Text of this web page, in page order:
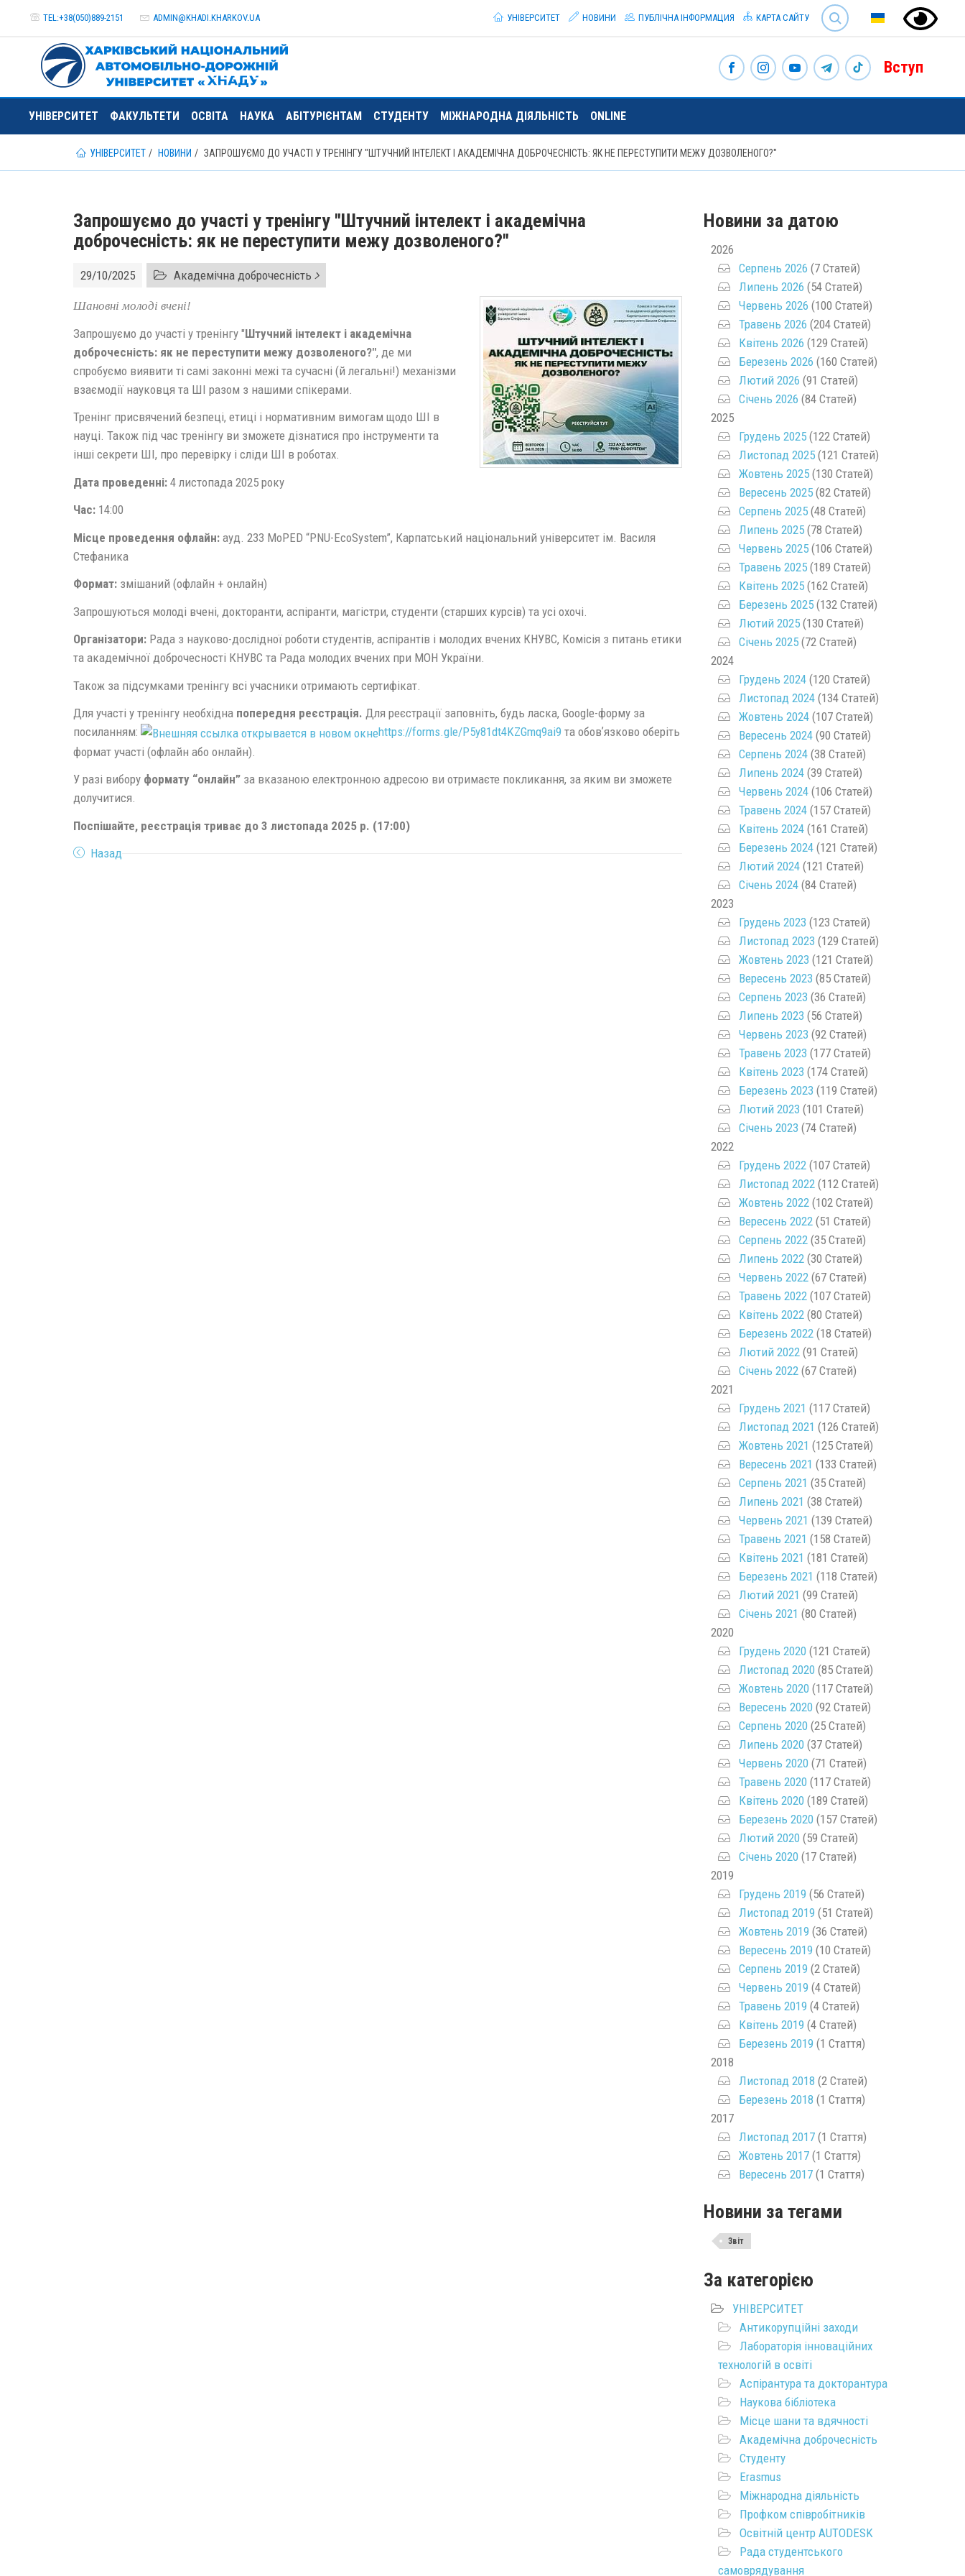
TEL:+38(050)889-2151 ADMIN@KHADI.KHARKOV.UA
SEARCH
УНІВЕРСИТЕТ
НОВИНИ ПУБЛІЧНА ІНФОРМАЦИЯ КАРТА САЙТУ
Вступ
УНІВЕРСИТЕТ ФАКУЛЬТЕТИ ОСВІТА НАУКА АБІТУРІЄНТАМ СТУДЕНТУ МІЖНАРОДНА ДІЯЛЬНІСТЬ ONLINE
УНІВЕРСИТЕТ НОВИНИ ЗАПРОШУЄМО ДО УЧАСТІ У ТРЕНІНГУ "ШТУЧНИЙ ІНТЕЛЕКТ І АКАДЕМІЧНА ДОБРОЧЕСНІСТЬ: ЯК НЕ ПЕРЕСТУПИТИ МЕЖУ ДОЗВОЛЕНОГО?"
Запрошуємо до участі у тренінгу "Штучний інтелект і академічна
доброчесність: як не переступити межу дозволеного?"
29/10/2025 Академічна доброчесність
Шановні молоді вчені!
Запрошуємо до участі у тренінгу "Штучний інтелект і академічна
доброчесність: як не переступити межу дозволеного?", де ми
спробуємо виявити ті самі законні межі та сучасні (й легальні!) механізми
взаємодії науковця та ШІ разом з нашими спікерами.
Тренінг присвячений безпеці, етиці і нормативним вимогам щодо ШІ в
науці. Також під час тренінгу ви зможете дізнатися про інструменти та
інші секрети ШІ, про перевірку і сліди ШІ в роботах.
Дата проведенні: 4 листопада 2025 року
Час: 14:00
Місце проведення офлайн: ауд. 233 MoPED “PNU-EcoSystem”, Карпатський національний університет ім. Василя
Стефаника
Формат: змішаний (офлайн + онлайн)
Запрошуються молоді вчені, докторанти, аспіранти, магістри, студенти (старших курсів) та усі охочі.
Організатори: Рада з науково-дослідної роботи студентів, аспірантів і молодих вчених КНУВС, Комісія з питань етики
та академічної доброчесності КНУВС та Рада молодих вчених при МОН України.
Також за підсумками тренінгу всі учасники отримають сертифікат.
Для участі у тренінгу необхідна попередня реєстрація. Для реєстрації заповніть, будь ласка, Google-форму за
посиланням:
https://forms.gle/P5y81dt4KZGmq9ai9 та обовʼязково оберіть
формат участі (офлайн або онлайн).
У разі вибору формату “онлайн” за вказаною електронною адресою ви отримаєте покликання, за яким ви зможете
долучитися.
Поспішайте, реєстрація триває до 3 листопада 2025 р. (17:00)
Назад
Новини за датою
2026
Серпень 2026 (7 Статей)
Липень 2026 (54 Статей)
Червень 2026 (100 Статей)
Травень 2026 (204 Статей)
Квітень 2026 (129 Статей)
Березень 2026 (160 Статей)
Лютий 2026 (91 Статей)
Січень 2026 (84 Статей)
2025
Грудень 2025(122 Статей)
Листопад 2025(121 Статей)
Жовтень 2025(130 Статей)
Вересень 2025(82 Статей)
Серпень 2025(48 Статей)
Липень 2025(78 Статей)
Червень 2025(106 Статей)
Травень 2025(189 Статей)
Квітень 2025(162 Статей)
Березень 2025(132 Статей)
Лютий 2025(130 Статей)
Січень 2025(72 Статей)
2024
Грудень 2024(120 Статей)
Листопад 2024(134 Статей)
Жовтень 2024(107 Статей)
Вересень 2024(90 Статей)
Серпень 2024(38 Статей)
Липень 2024(39 Статей)
Червень 2024(106 Статей)
Травень 2024(157 Статей)
Квітень 2024(161 Статей)
Березень 2024(121 Статей)
Лютий 2024(121 Статей)
Січень 2024(84 Статей)
2023
Грудень 2023 (123 Статей)
Листопад 2023 (129 Статей)
Жовтень 2023 (121 Статей)
Вересень 2023 (85 Статей)
Серпень 2023 (36 Статей)
Липень 2023 (56 Статей)
Червень 2023 (92 Статей)
Травень 2023 (177 Статей)
Квітень 2023 (174 Статей)
Березень 2023 (119 Статей)
Лютий 2023 (101 Статей)
Січень 2023 (74 Статей)
2022
Грудень 2022(107 Статей)
Листопад 2022(112 Статей)
Жовтень 2022(102 Статей)
Вересень 2022(51 Статей)
Серпень 2022(35 Статей)
Липень 2022(30 Статей)
Червень 2022(67 Статей)
Травень 2022(107 Статей)
Квітень 2022(80 Статей)
Березень 2022(18 Статей)
Лютий 2022(91 Статей)
Січень 2022(67 Статей)
2021
Грудень 2021 (117 Статей)
Листопад 2021 (126 Статей)
Жовтень 2021 (125 Статей)
Вересень 2021 (133 Статей)
Серпень 2021 (35 Статей)
Липень 2021 (38 Статей)
Червень 2021 (139 Статей)
Травень 2021 (158 Статей)
Квітень 2021 (181 Статей)
Березень 2021 (118 Статей)
Лютий 2021 (99 Статей)
Січень 2021 (80 Статей)
2020
Грудень 2020(121 Статей)
Листопад 2020(85 Статей)
Жовтень 2020(117 Статей)
Вересень 2020(92 Статей)
Серпень 2020(25 Статей)
Липень 2020(37 Статей)
Червень 2020(71 Статей)
Травень 2020(117 Статей)
Квітень 2020(189 Статей)
Березень 2020(157 Статей)
Лютий 2020(59 Статей)
Січень 2020(17 Статей)
2019
Грудень 2019 (56 Статей)
Листопад 2019 (51 Статей)
Жовтень 2019 (36 Статей)
Вересень 2019 (10 Статей)
Серпень 2019 (2 Статей)
Червень 2019 (4 Статей)
Травень 2019 (4 Статей)
Квітень 2019 (4 Статей)
Березень 2019 (1 Стаття)
2018
Листопад 2018 (2 Статей)
Березень 2018 (1 Стаття)
2017
Листопад 2017(1 Стаття)
Жовтень 2017(1 Стаття)
Вересень 2017(1 Стаття)
Новини за тегами
Звіт
За категорією
УНІВЕРСИТЕТ
Антикорупційні заходи
Лабораторія інноваційних
технологій в освіті
Аспірантура та докторантура
Наукова бібліотека
Місце шани та вдячності
Академічна доброчесність
Студенту
Erasmus
Міжнародна діяльність
Профком співробітників
Освітній центр AUTODESK
Рада студентського
самоврядування